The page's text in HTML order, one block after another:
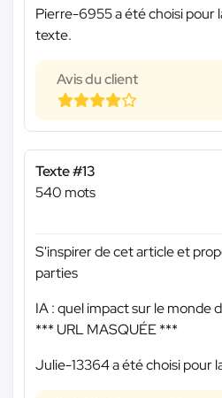
Pierre-6955 a été choisi pour
texte.
Avis du client
Texte #13
540 mots
S'inspirer de cet article et
parties
IA : quel impact sur le monde
*** URL MASQUÉE ***
Julie-13364 a été choisi pour